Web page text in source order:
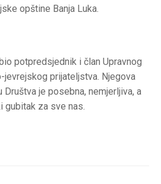
opštine Banja Luka.
potpredsjednik i član Upravnog
jevrejskog prijateljstva. Njegova
Društva je posebna, nemjerljiva, a
za sve nas.